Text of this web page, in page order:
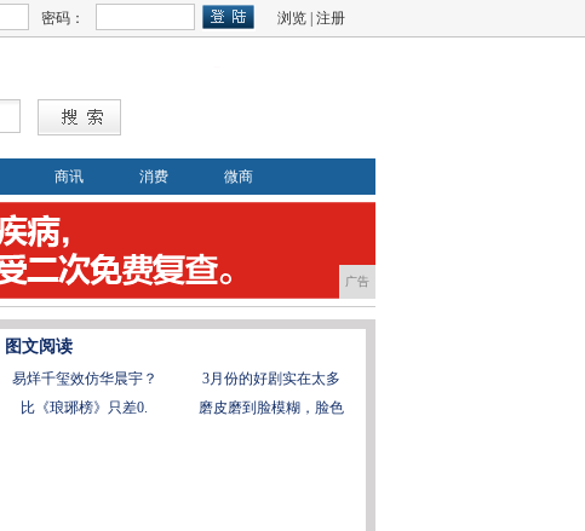
密码： 浏览 注册
商讯 消费 微商
广告
图文阅读
易烊千玺效仿华晨宇？
3月份的好剧实在太多
比《琅琊榜》只差0.
磨皮磨到脸模糊，脸色